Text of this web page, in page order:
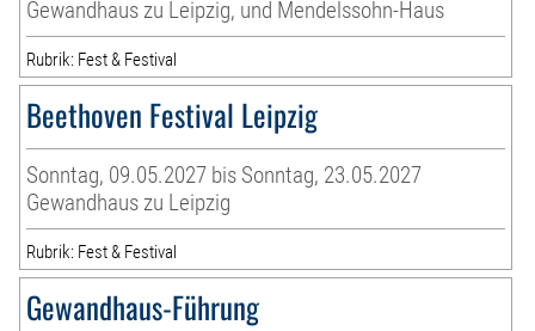
Gewandhaus zu Leipzig, und Mendelssohn-Haus
Rubrik: Fest & Festival
Beethoven Festival Leipzig
Sonntag, 09.05.2027 bis Sonntag, 23.05.2027
Gewandhaus zu Leipzig
Rubrik: Fest & Festival
Gewandhaus-Führung